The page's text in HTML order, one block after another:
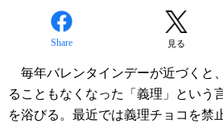
Share 見る
毎年バレンタインデーが近づくと
ることもなくなった「義理」という
を浴びる。最近では義理チョコを禁